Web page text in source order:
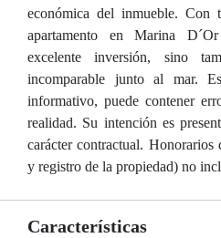
económica del inmueble. Con
apartamento en Marina
excelente inversión, sino
incomparable junto al mar.
informativo, puede contener
realidad. Su intención es
carácter contractual. Honorarios
y registro de la propiedad) no
Características